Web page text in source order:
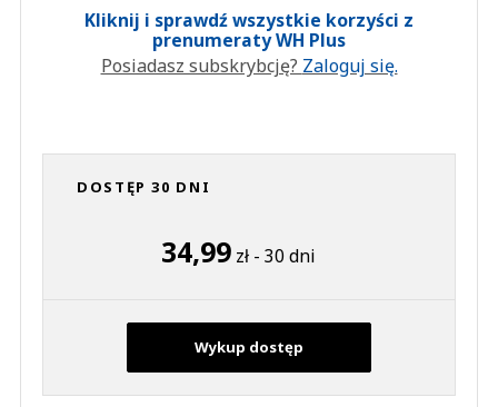
Kliknij i sprawdź wszystkie korzyści z
prenumeraty WH Plus
Posiadasz subskrybcję? Zaloguj się.
DOSTĘP 30 DNI
34,99 zł - 30 dni
Wykup dostęp